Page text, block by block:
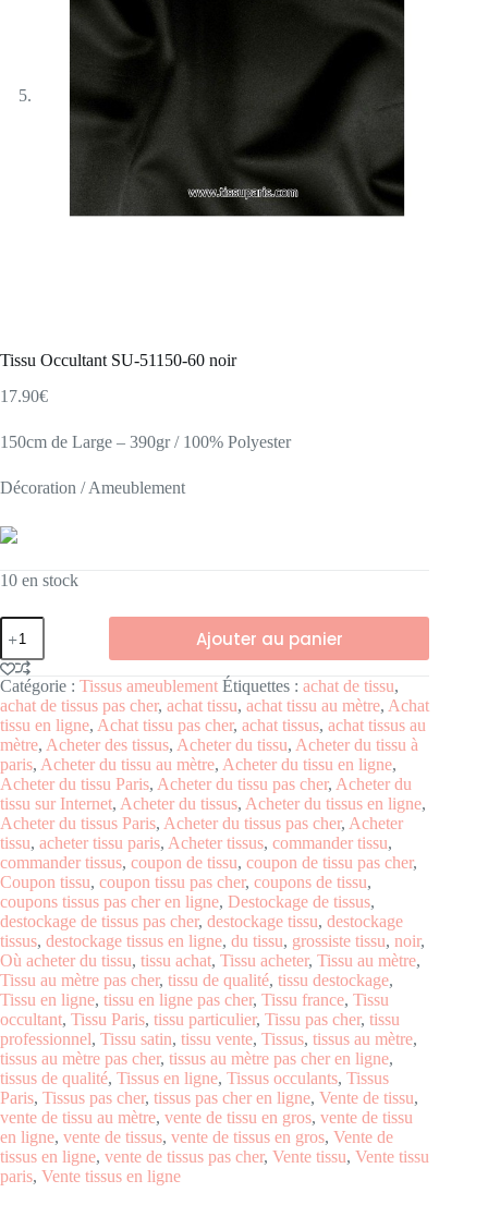
Tissu Occultant SU-51150-60 noir
17.90€
150cm de Large – 390gr / 100% Polyester
Décoration / Ameublement
10 en stock
Ajouter au panier
Catégorie : Tissus ameublement Étiquettes : achat de tissu,
achat de tissus pas cher, achat tissu, achat tissu au mètre, Achat
tissu en ligne, Achat tissu pas cher, achat tissus, achat tissus au
mètre, Acheter des tissus, Acheter du tissu, Acheter du tissu à
paris, Acheter du tissu au mètre, Acheter du tissu en ligne,
Acheter du tissu Paris, Acheter du tissu pas cher, Acheter du
tissu sur Internet, Acheter du tissus, Acheter du tissus en ligne,
Acheter du tissus Paris, Acheter du tissus pas cher, Acheter
tissu, acheter tissu paris, Acheter tissus, commander tissu,
commander tissus, coupon de tissu, coupon de tissu pas cher,
Coupon tissu, coupon tissu pas cher, coupons de tissu,
coupons tissus pas cher en ligne, Destockage de tissus,
destockage de tissus pas cher, destockage tissu, destockage
tissus, destockage tissus en ligne, du tissu, grossiste tissu, noir,
Où acheter du tissu, tissu achat, Tissu acheter, Tissu au mètre,
Tissu au mètre pas cher, tissu de qualité, tissu destockage,
Tissu en ligne, tissu en ligne pas cher, Tissu france, Tissu
occultant, Tissu Paris, tissu particulier, Tissu pas cher, tissu
professionnel, Tissu satin, tissu vente, Tissus, tissus au mètre,
tissus au mètre pas cher, tissus au mètre pas cher en ligne,
tissus de qualité, Tissus en ligne, Tissus occulants, Tissus
Paris, Tissus pas cher, tissus pas cher en ligne, Vente de tissu,
vente de tissu au mètre, vente de tissu en gros, vente de tissu
en ligne, vente de tissus, vente de tissus en gros, Vente de
tissus en ligne, vente de tissus pas cher, Vente tissu, Vente tissu
paris, Vente tissus en ligne